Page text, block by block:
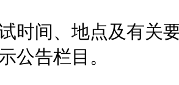
间、地点及有关要
公告栏目。